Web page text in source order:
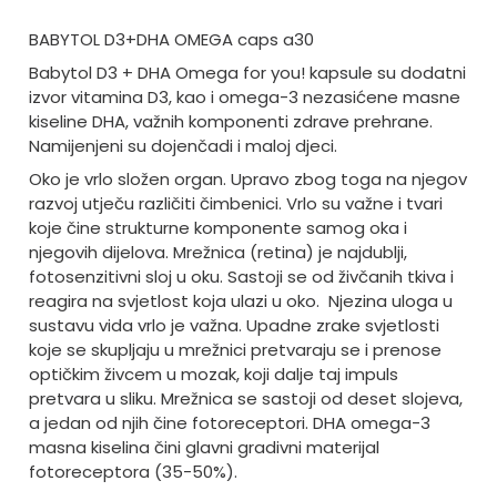
BABYTOL D3+DHA OMEGA caps a30
Babytol D3 + DHA Omega for you! kapsule su dodatni
izvor vitamina D3, kao i omega-3 nezasićene masne
kiseline DHA, važnih komponenti zdrave prehrane.
Namijenjeni su dojenčadi i maloj djeci.
Oko je vrlo složen organ. Upravo zbog toga na njegov
razvoj utječu različiti čimbenici. Vrlo su važne i tvari
koje čine strukturne komponente samog oka i
njegovih dijelova. Mrežnica (retina) je najdublji,
fotosenzitivni sloj u oku. Sastoji se od živčanih tkiva i
reagira na svjetlost koja ulazi u oko. Njezina uloga u
sustavu vida vrlo je važna. Upadne zrake svjetlosti
koje se skupljaju u mrežnici pretvaraju se i prenose
optičkim živcem u mozak, koji dalje taj impuls
pretvara u sliku. Mrežnica se sastoji od deset slojeva,
a jedan od njih čine fotoreceptori. DHA omega-3
masna kiselina čini glavni gradivni materijal
fotoreceptora (35-50%).